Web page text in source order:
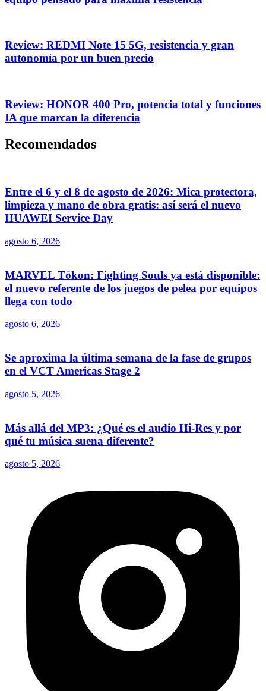
Review: REDMI Note 15 5G, resistencia y gran
autonomía por un buen precio
Review: HONOR 400 Pro, potencia total y funciones
IA que marcan la diferencia
Recomendados
Entre el 6 y el 8 de agosto de 2026: Mica protectora,
limpieza y mano de obra gratis: así será el nuevo
HUAWEI Service Day
agosto 6, 2026
MARVEL Tōkon: Fighting Souls ya está disponible:
el nuevo referente de los juegos de pelea por equipos
llega con todo
agosto 6, 2026
Se aproxima la última semana de la fase de grupos
en el VCT Americas Stage 2
agosto 5, 2026
Más allá del MP3: ¿Qué es el audio Hi-Res y por
qué tu música suena diferente?
agosto 5, 2026